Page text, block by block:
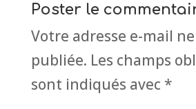
Poster le
Votre adresse e-mail
publiée. Les champs
sont indiqués avec *